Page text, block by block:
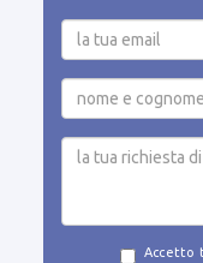
Accetto